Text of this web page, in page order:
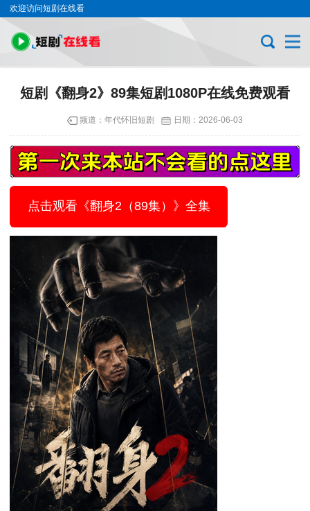
欢迎访问短剧在线看
短剧《翻身2》89集短剧1080P在线免费观看
频道： 年代怀旧短剧 日期： 2026-06-03
点击观看《翻身2（89集）》全集